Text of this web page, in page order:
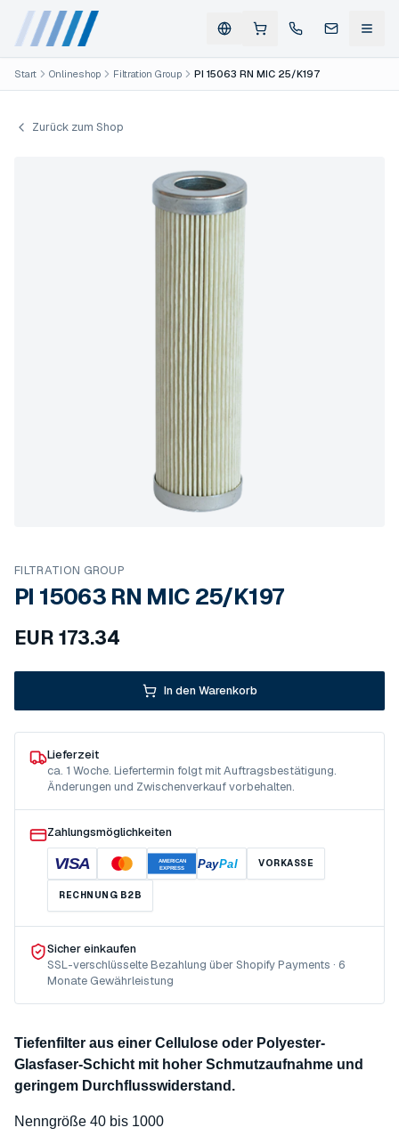
Start Onlineshop Filtration Group PI 15063 RN MIC 25/K197
Zurück zum Shop
FILTRATION GROUP
PI 15063 RN MIC 25/K197
EUR 173.34
In den Warenkorb
Lieferzeit
ca. 1 Woche. Liefertermin folgt mit Auftragsbestätigung.
Änderungen und Zwischenverkauf vorbehalten.
Zahlungsmöglichkeiten
VISA
AMERICAN
EXPRESS
PayPal VORKASSE
RECHNUNG B2B
Sicher einkaufen
SSL-verschlüsselte Bezahlung über Shopify Payments · 6
Monate Gewährleistung
Tiefenfilter aus einer Cellulose oder Polyester-
Glasfaser-Schicht mit hoher Schmutzaufnahme und
geringem Durchflusswiderstand.
Nenngröße 40 bis 1000